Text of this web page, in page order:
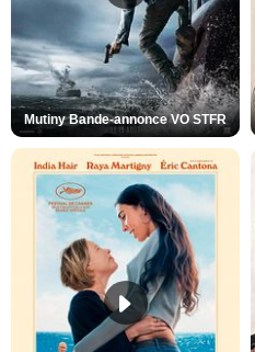
Mutiny Bande-annonce VO STFR